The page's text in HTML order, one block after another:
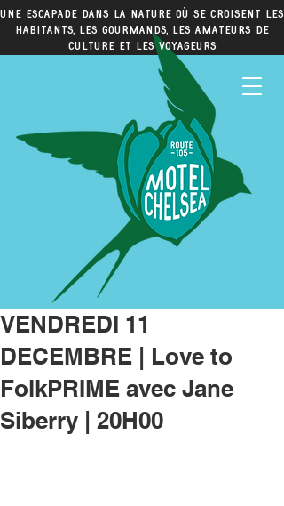
Une escapade dans la nature où se croisent les
habitants, les gourmands, les amateurs de
culture et les voyageurs
VENDREDI 11
DECEMBRE | Love to
FolkPRIME avec Jane
Siberry | 20H00